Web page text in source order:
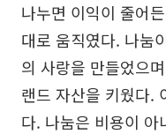
나누면 이익이 줄어
대로 움직였다. 나눔
의 사랑을 만들었으
랜드 자산을 키웠다.
다. 나눔은 비용이 아